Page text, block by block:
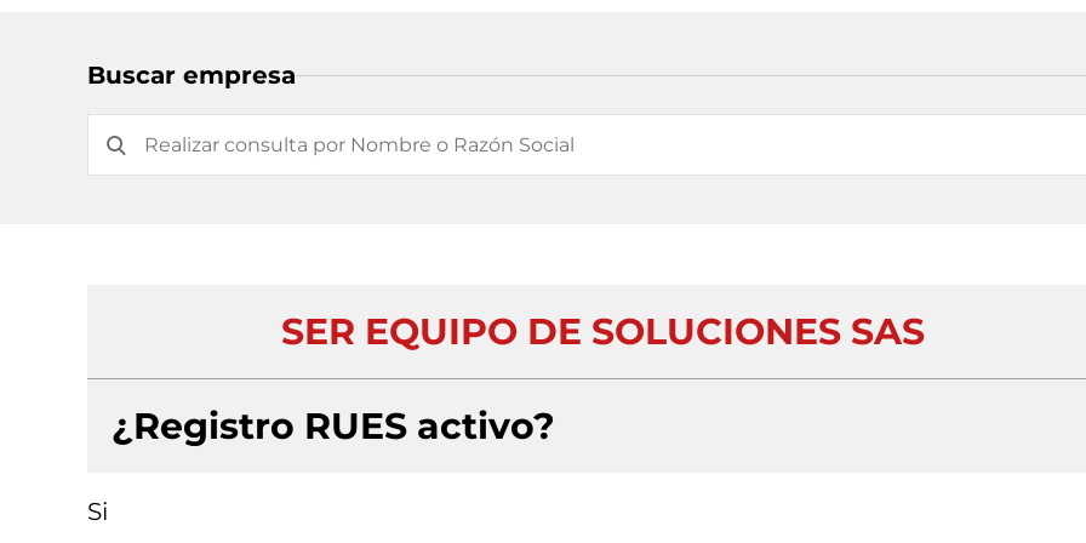
Buscar empresa
SER EQUIPO DE SOLUCIONES SAS
¿Registro RUES activo?
Si